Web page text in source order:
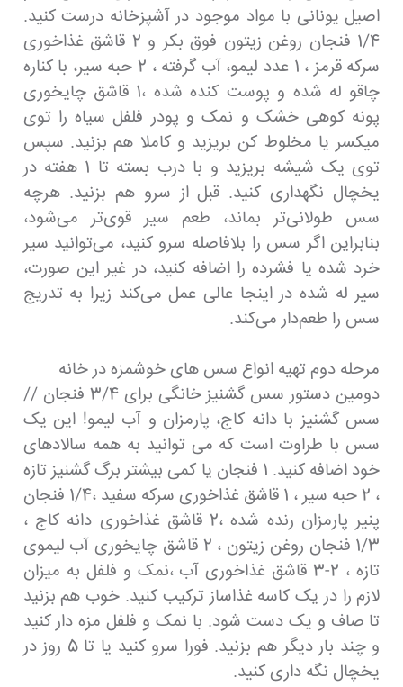
اصیل یونانی با مواد موجود در آشپزخانه درست کنید.
1/4 فنجان روغن زیتون فوق بکر و 2 قاشق غذاخوری
سرکه قرمز ، 1 عدد لیمو، آب گرفته ، 2 حبه سیر، با کناره
چاقو له شده و پوست کنده شده ،1 قاشق چایخوری
پونه کوهی خشک و نمک و پودر فلفل سیاه را توی
میکسر یا مخلوط کن بریزید و کاملا هم بزنید. سپس
توی یک شیشه بریزید و با درب بسته تا 1 هفته در
یخچال نگهداری کنید. قبل از سرو هم بزنید. هرچه
سس طولانی‌تر بماند، طعم سیر قوی‌تر می‌شود،
بنابراین اگر سس را بلافاصله سرو کنید، می‌توانید سیر
خرد شده یا فشرده را اضافه کنید، در غیر این صورت،
سیر له شده در اینجا عالی عمل می‌کند زیرا به تدریج
سس را طعم‌دار می‌کند.
مرحله دوم تهیه انواع سس های خوشمزه در خانه
دومین دستور سس گشنیز خانگی برای 3/4 فنجان //
سس گشنیز با دانه کاج، پارمزان و آب لیمو! این یک
سس با طراوت است که می توانید به همه سالادهای
خود اضافه کنید. 1 فنجان یا کمی بیشتر برگ گشنیز تازه
، 2 حبه سیر ، 1 قاشق غذاخوری سرکه سفید ،1/4 فنجان
پنیر پارمزان رنده شده ،2 قاشق غذاخوری دانه کاج ،
1/3 فنجان روغن زیتون ، 2 قاشق چایخوری آب لیموی
تازه ، 2-3 قاشق غذاخوری آب ،نمک و فلفل به میزان
لازم را در یک کاسه غذاساز ترکیب کنید. خوب هم بزنید
تا صاف و یک دست شود. با نمک و فلفل مزه دار کنید
و چند بار دیگر هم بزنید. فورا سرو کنید یا تا 5 روز در
یخچال نگه داری کنید.